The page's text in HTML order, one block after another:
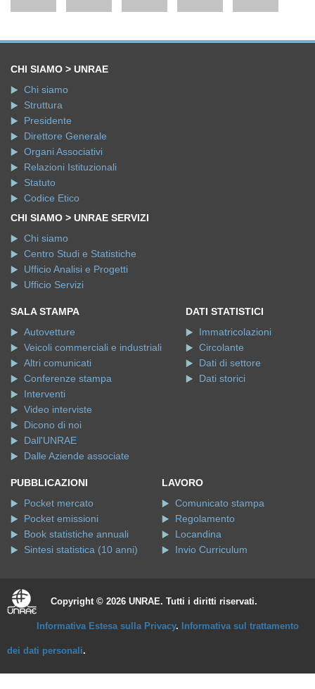
CHI SIAMO > UNRAE
Chi siamo
Struttura
Presidente
Direttore Generale
Organi Associativi
Relazioni Istituzionali
Statuto
Codice Etico
CHI SIAMO > UNRAE SERVIZI
Chi siamo
Centro Studi e Statistiche
Ufficio Analisi e Progetti
Ufficio Servizi
SALA STAMPA
Autovetture
Veicoli commerciali e industriali
Altri comunicati
Conferenze stampa
Interventi
Video interviste
Dicono di noi
Dall'UNRAE
Dalle Aziende associate
DATI STATISTICI
Immatricolazioni
Circolante
Dati di settore
Dati storici
PUBBLICAZIONI
Pocket mercato
Pocket emissioni
Book statistiche annuali
Sintesi statistica (10 anni)
LAVORO
Comunicato stampa
Regolamento
Locandina
Invio Curriculum
Copyright © 2026 UNRAE. Tutti i diritti riservati.
Informativa Estesa sulla Privacy. Informativa sul trattamento
dei dati personali.